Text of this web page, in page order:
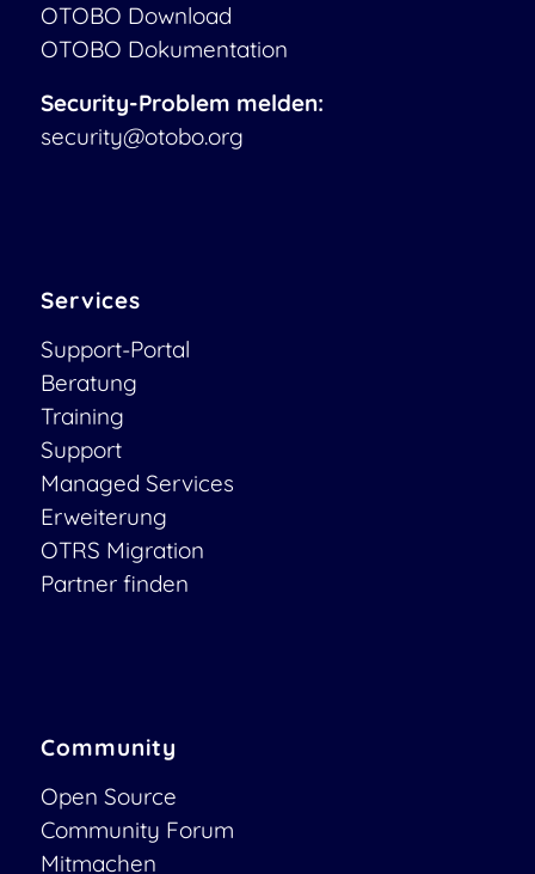
OTOBO Download
OTOBO Dokumentation
Security-Problem melden:
security@otobo.org
Services
Support-Portal
Beratung
Training
Support
Managed Services
Erweiterung
OTRS Migration
Partner finden
Community
Open Source
Community Forum
Mitmachen